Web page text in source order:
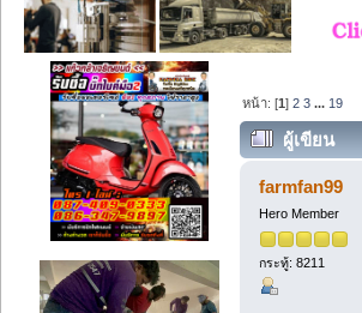
หน้า: [1]2 3 ... 19
ผู้เขียน
farmfan99
Hero Member
กระทู้: 8211